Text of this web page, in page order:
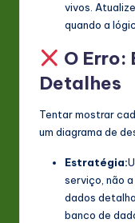
vivos.
quando a
O Erro:
Detalhes
Tentar mostrar
um diagrama de
Estratégia:
serviço, não
dados
banco de